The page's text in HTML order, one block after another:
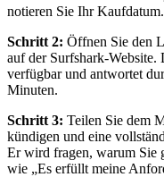
notieren Sie Ihr Kaufdatum.
Schritt 2: Öffnen Sie den
auf der Surfshark-
verfügbar und antwortet
Minuten.
Schritt 3: Teilen Sie dem
kündigen und eine
Er wird fragen, warum Sie
wie „Es erfüllt meine